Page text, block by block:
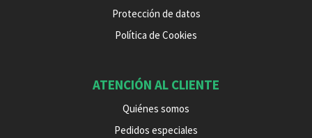
Protección de datos
Política de Cookies
ATENCIÓN AL CLIENTE
Quiénes somos
Pedidos especiales